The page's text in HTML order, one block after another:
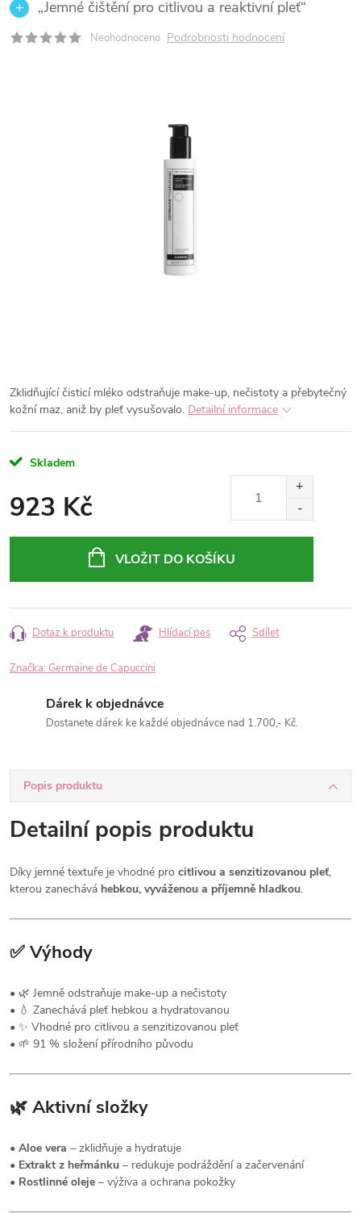
„Jemné čištění pro citlivou a reaktivní pleť“
Neohodnoceno Podrobnosti hodnocení
Zklidňující čisticí mléko odstraňuje make-up, nečistoty a přebytečný
kožní maz, aniž by pleť vysušovalo. Detailní informace
Skladem
923 Kč
VLOŽIT DO KOŠÍKU
Dotaz k produktu Hlídací pes Sdílet
Značka: Germaine de Capuccini
Dárek k objednávce
Dostanete dárek ke každé objednávce nad 1.700,- Kč.
Popis produktu
Detailní popis produktu
Díky jemné textuře je vhodné pro citlivou a senzitizovanou pleť,
kterou zanechává hebkou, vyváženou a příjemně hladkou.
✅ Výhody
• 🌿 Jemně odstraňuje make-up a nečistoty
• 💧 Zanechává pleť hebkou a hydratovanou
• ✨ Vhodné pro citlivou a senzitizovanou pleť
• 🌱 91 % složení přírodního původu
🌿 Aktivní složky
• Aloe vera – zklidňuje a hydratuje
• Extrakt z heřmánku – redukuje podráždění a začervenání
• Rostlinné oleje – výživa a ochrana pokožky